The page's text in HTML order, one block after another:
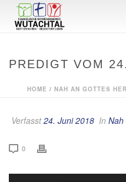
PREDIGT VOM
HOME / NAH AN GOTTES
Verfasst24. Juni 2018 In Nah
0